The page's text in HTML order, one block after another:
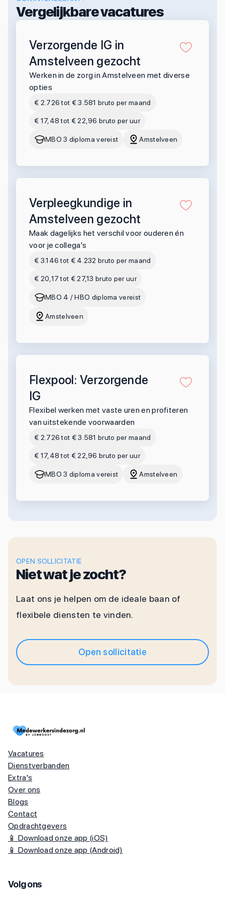
Vergelijkbare vacatures
Verzorgende IG in
Amstelveen gezocht
Werken in de zorg in Amstelveen met diverse
opties
€ 2.726 tot € 3.581 bruto per maand
€ 17,48 tot € 22,96 bruto per uur
MBO 3 diploma vereist Amstelveen
Verpleegkundige in
Amstelveen gezocht
Maak dagelijks het verschil voor ouderen én
voor je collega's
€ 3.146 tot € 4.232 bruto per maand
€ 20,17 tot € 27,13 bruto per uur
MBO 4 / HBO diploma vereist
Amstelveen
Flexpool: Verzorgende
IG
Flexibel werken met vaste uren en profiteren
van uitstekende voorwaarden
€ 2.726 tot € 3.581 bruto per maand
€ 17,48 tot € 22,96 bruto per uur
MBO 3 diploma vereist Amstelveen
OPEN SOLLICITATIE
Niet wat je zocht?
Laat ons je helpen om de ideale baan of
flexibele diensten te vinden.
Open sollicitatie
Vacatures
Dienstverbanden
Extra's
Over ons
Blogs
Contact
Opdrachtgevers
📱 Download onze app (iOS)
📱 Download onze app (Android)
Volg ons